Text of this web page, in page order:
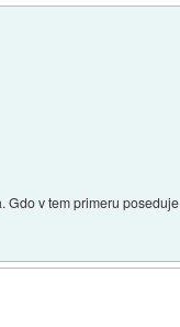
Gdo v tem primeru poseduje